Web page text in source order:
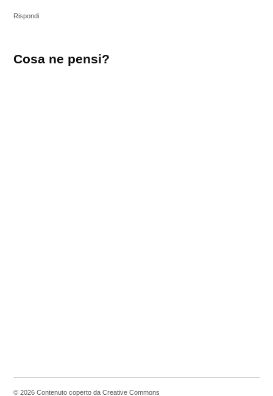
Rispondi
un
Cosa ne pensi?
© 2026 Contenuto coperto da Creative Commons